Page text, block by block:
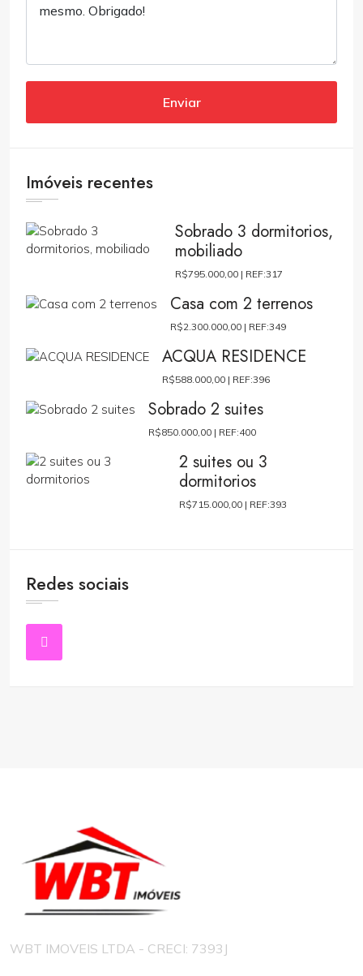
Enviar
Imóveis recentes
Sobrado 3 dormitorios,
mobiliado
R$795.000,00 | REF:317
Casa com 2 terrenos
R$2.300.000,00 | REF:349
ACQUA RESIDENCE
R$588.000,00 | REF:396
Sobrado 2 suites
R$850.000,00 | REF:400
2 suites ou 3
dormitorios
R$715.000,00 | REF:393
Redes sociais
WBT IMOVEIS LTDA - CRECI: 7393J